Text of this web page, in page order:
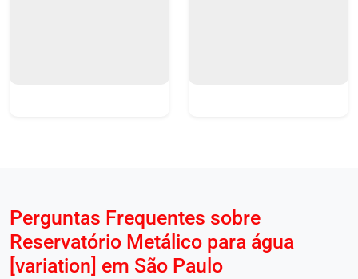
Perguntas Frequentes sobre
Reservatório Metálico para água
[variation] em São Paulo